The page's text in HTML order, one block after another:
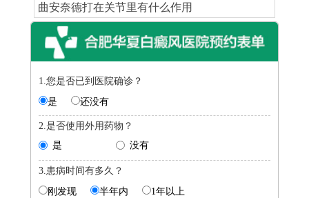
曲安奈德打在关节里有什么作用
1.您是否已到医院确诊？
是
还没有
2.是否使用外用药物？
是
没有
3.患病时间有多久？
刚发现
半年内 1年以上